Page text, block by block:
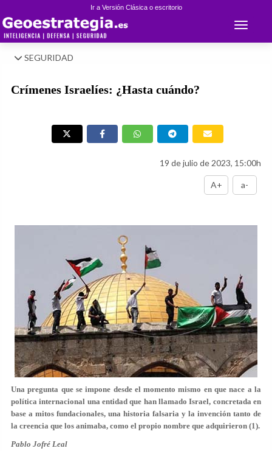
Ir a Versión Clásica o escritorio
Toggle
SEGURIDAD
Crímenes Israelíes: ¿Hasta cuándo?
19 de julio de 2023, 15:00h
A+ a-
Una pregunta que se impone desde el momento mismo en que nace a la
política internacional una entidad que han llamado Israel, concretada en
base a mitos fundacionales, una historia falsaria y la invención tanto de
la creencia que los animaba, como el propio nombre que adquirieron (1).
Pablo Jofré Leal